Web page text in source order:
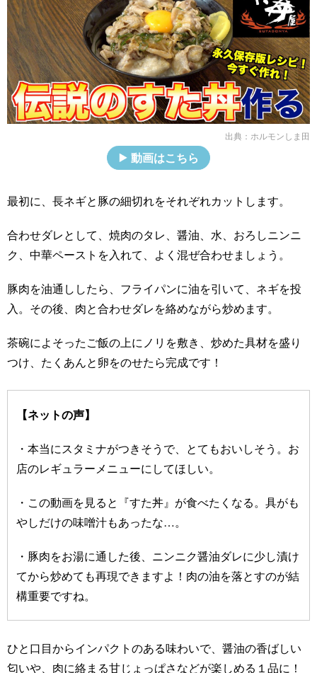
出典： ホルモンしま田
動画はこちら
最初に、長ネギと豚の細切れをそれぞれカットします。
合わせダレとして、焼肉のタレ、醤油、水、おろしニンニ
ク、中華ペーストを入れて、よく混ぜ合わせましょう。
豚肉を油通ししたら、フライパンに油を引いて、ネギを投
入。その後、肉と合わせダレを絡めながら炒めます。
茶碗によそったご飯の上にノリを敷き、炒めた具材を盛り
つけ、たくあんと卵をのせたら完成です！
【ネットの声】
・本当にスタミナがつきそうで、とてもおいしそう。お
店のレギュラーメニューにしてほしい。
・この動画を見ると『すた丼』が食べたくなる。具がも
やしだけの味噌汁もあったな…。
・豚肉をお湯に通した後、ニンニク醤油ダレに少し漬け
てから炒めても再現できますよ！肉の油を落とすのが結
構重要ですね。
ひと口目からインパクトのある味わいで、醤油の香ばしい
匂いや、肉に絡まる甘じょっぱさなどが楽しめる１品に！